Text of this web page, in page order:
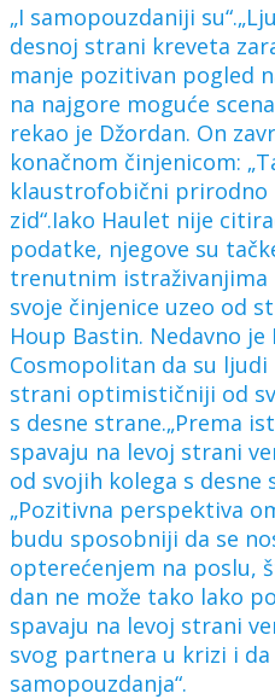
„I samopouzdaniji
desnoj strani kreveta
manje pozitivan pogled
na najgore moguće
rekao je Džordan. On
konačnom činjenicom:
klaustrofobični prirodno
zid“.Iako Haulet nije
podatke, njegove su
trenutnim istraživanjima
svoje činjenice uzeo od
Houp Bastin. Nedavno je
Cosmopolitan da su
strani optimističniji od
s desne strane.„Prema
spavaju na levoj strani
od svojih kolega s desne
„Pozitivna perspektiva
budu sposobniji da se
opterećenjem na poslu,
dan ne može tako lako
spavaju na levoj strani
svog partnera u krizi i da
samopouzdanja“.